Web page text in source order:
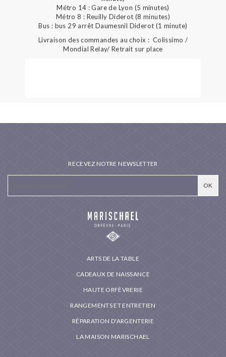
Métro 14 : Gare de Lyon (5 minutes)
Métro 8 : Reuilly Diderot (8 minutes)
Bus : bus 29 arrêt Daumesnil Diderot (1 minute)
Livraison des commandes au choix : Colissimo /
Mondial Relay/ Retrait sur place
ARTS DE LA TABLE
CADEAUX DE NAISSANCE
HAUTE ORFÈVRERIE
RANGEMENTS ET ENTRETIEN
RÉPARATION D'ARGENTERIE
LA MAISON MARISCHAEL
RECEVEZ NOTRE NEWSLETTER